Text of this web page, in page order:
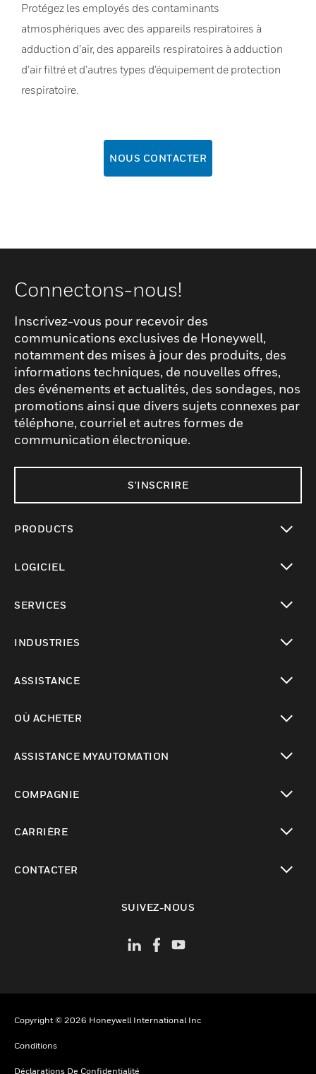
Protégez les employés des contaminants
atmosphériques avec des appareils respiratoires à
adduction d’air, des appareils respiratoires à adduction
d’air filtré et d’autres types d’équipement de protection
respiratoire.
NOUS CONTACTER
Connectons-nous!
Inscrivez-vous pour recevoir des
communications exclusives de Honeywell,
notamment des mises à jour des produits, des
informations techniques, de nouvelles offres,
des événements et actualités, des sondages, nos
promotions ainsi que divers sujets connexes par
téléphone, courriel et autres formes de
communication électronique.
S'INSCRIRE
PRODUCTS
LOGICIEL
SERVICES
INDUSTRIES
ASSISTANCE
OÙ ACHETER
ASSISTANCE MYAUTOMATION
COMPAGNIE
CARRIÈRE
CONTACTER
SUIVEZ-NOUS
Copyright © 2026 Honeywell International Inc
Conditions
Déclarations De Confidentialité